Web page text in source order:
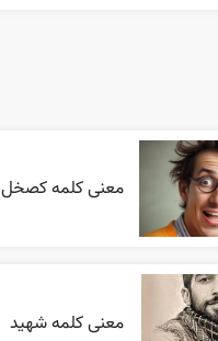
معنی کلمه کصخل
معنی کلمه شهید